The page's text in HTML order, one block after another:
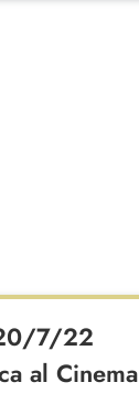
7/22
al Cinema